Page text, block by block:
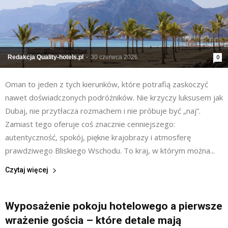
Redakcja Quality-hotels.pl - 30 czerwca 2026 0
Oman to jeden z tych kierunków, które potrafią zaskoczyć
nawet doświadczonych podróżników. Nie krzyczy luksusem jak
Dubaj, nie przytłacza rozmachem i nie próbuje być „naj”.
Zamiast tego oferuje coś znacznie cenniejszego:
autentyczność, spokój, piękne krajobrazy i atmosferę
prawdziwego Bliskiego Wschodu. To kraj, w którym można...
Czytaj więcej
Wyposażenie pokoju hotelowego a pierwsze
wrażenie gościa – które detale mają